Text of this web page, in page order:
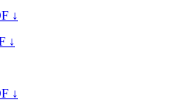
↓
↓
↓